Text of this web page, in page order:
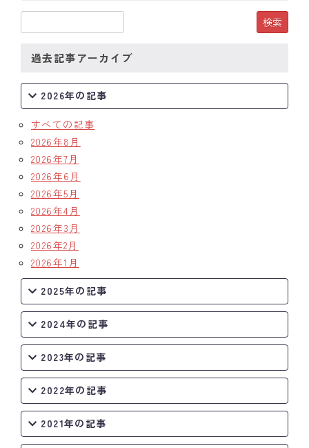
過去記事アーカイブ
2026年の記事
すべての記事
2026年8月
2026年7月
2026年6月
2026年5月
2026年4月
2026年3月
2026年2月
2026年1月
2025年の記事
2024年の記事
2023年の記事
2022年の記事
2021年の記事